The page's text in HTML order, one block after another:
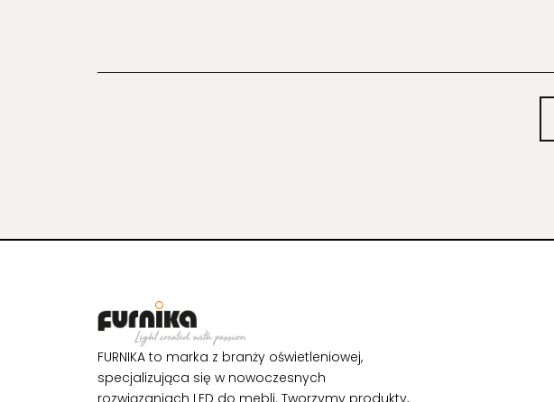
FURNIKA to marka z branży oświetleniowej,
specjalizująca się w nowoczesnych